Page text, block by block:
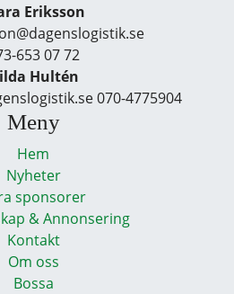
Eriksson
653 07 72
Hultén
070-4775904
Meny
Hem
Nyheter
sponsorer
& Annonsering
Kontakt
Om oss
Bossa